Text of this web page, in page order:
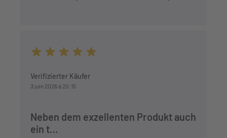
Verifizierter Käufer
3 juin 2026 à 20:15
Neben dem exzellenten Produkt auch
ein t…